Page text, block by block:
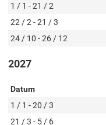
1 / 1 - 21 / 2
22 / 2 - 21 / 3
24 / 10 - 26 / 12
2027
Datum
1 / 1 - 20 / 3
21 / 3 - 5 / 6